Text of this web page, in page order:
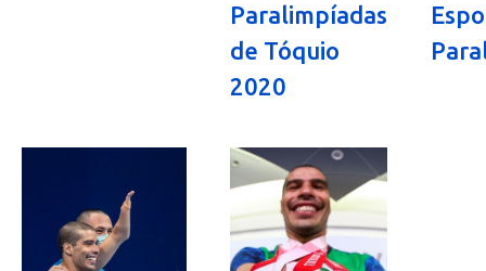
Paralimpíadas
de Tóquio
2020